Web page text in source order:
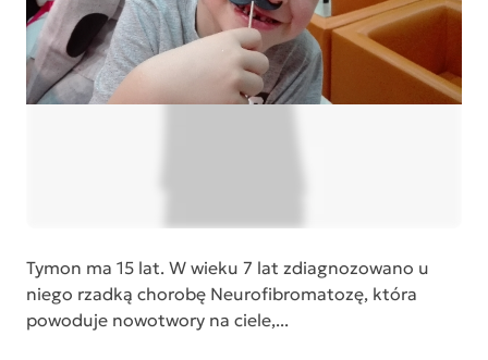
Tymon ma 15 lat. W wieku 7 lat zdiagnozowano u
niego rzadką chorobę Neurofibromatozę, która
powoduje nowotwory na ciele,...